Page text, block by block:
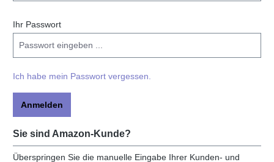
Ihr Passwort
Ich habe mein Passwort vergessen.
Anmelden
Sie sind Amazon-Kunde?
Überspringen Sie die manuelle Eingabe Ihrer Kunden- und